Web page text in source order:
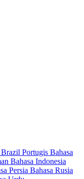
Brazil Portugis Bahasa
Bahasa Indonesia
Persia Bahasa Rusia